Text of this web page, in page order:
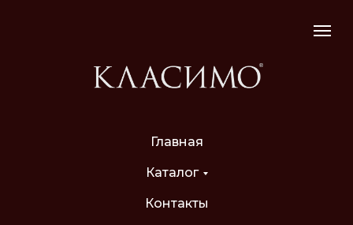
Главная
Каталог
Контакты